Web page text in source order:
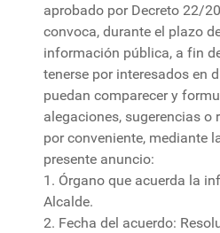
aprobado por Decreto 22/
convoca, durante el plazo
información pública, a fin
tenerse por interesados en
puedan comparecer y
alegaciones, sugerencias o
por conveniente, mediante
presente anuncio:
1. Órgano que acuerda la
Alcalde.
2. Fecha del acuerdo: